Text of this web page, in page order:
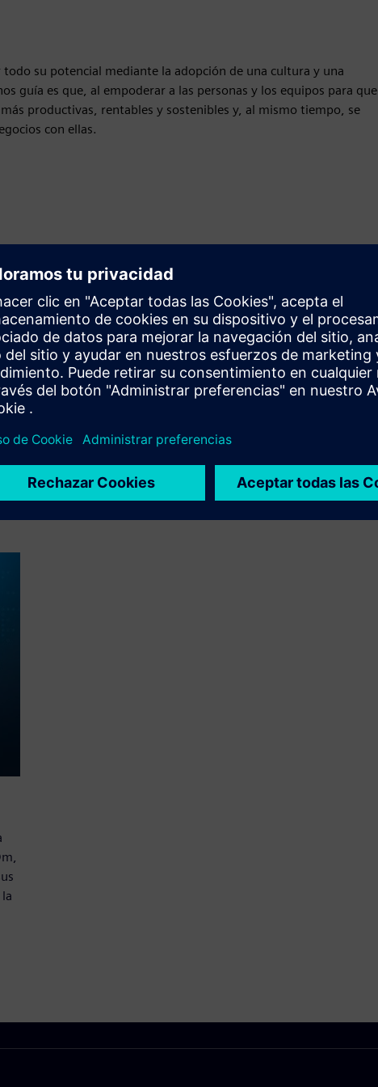
su potencial mediante la adopción de una cultura y una
guía es que, al empoderar a las personas y los equipos para que
productivas, rentables y sostenibles y, al mismo tiempo, se
con ellas.
o